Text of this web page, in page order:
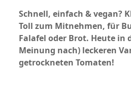
Schnell, einfach & vegan?
Toll zum Mitnehmen, für
Falafel oder Brot. Heute in
Meinung nach) leckeren
getrockneten Tomaten!